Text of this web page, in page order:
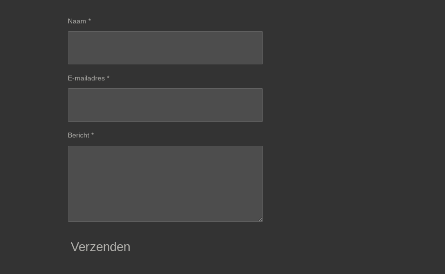
Naam *
E-mailadres *
Bericht *
Verzenden